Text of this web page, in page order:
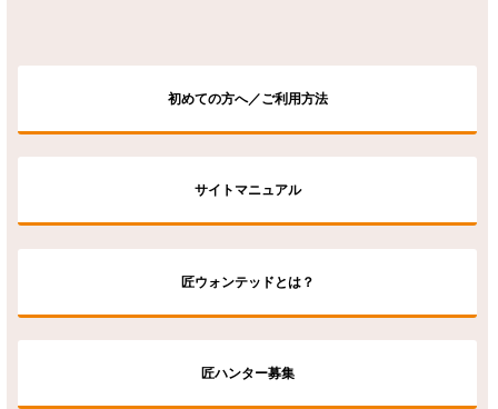
初めての方へ／ご利用方法
サイトマニュアル
匠ウォンテッドとは？
匠ハンター募集